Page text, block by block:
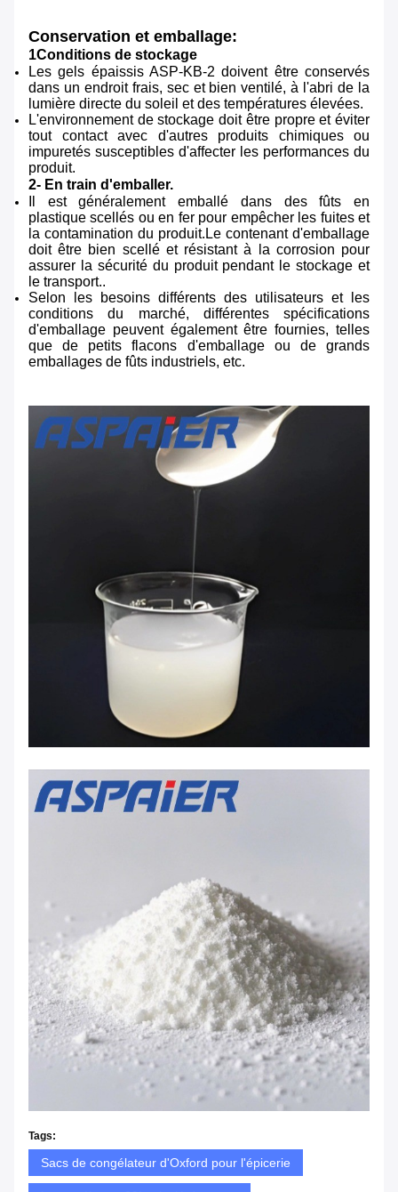
Conservation et emballage:
1Conditions de stockage
Les gels épaissis ASP-KB-2 doivent être conservés
dans un endroit frais, sec et bien ventilé, à l'abri de la
lumière directe du soleil et des températures élevées.
L'environnement de stockage doit être propre et éviter
tout contact avec d'autres produits chimiques ou
impuretés susceptibles d'affecter les performances du
produit.
2- En train d'emballer.
Il est généralement emballé dans des fûts en
plastique scellés ou en fer pour empêcher les fuites et
la contamination du produit.Le contenant d'emballage
doit être bien scellé et résistant à la corrosion pour
assurer la sécurité du produit pendant le stockage et
le transport..
Selon les besoins différents des utilisateurs et les
conditions du marché, différentes spécifications
d'emballage peuvent également être fournies, telles
que de petits flacons d'emballage ou de grands
emballages de fûts industriels, etc.
Tags:
Sacs de congélateur d'Oxford pour l'épicerie